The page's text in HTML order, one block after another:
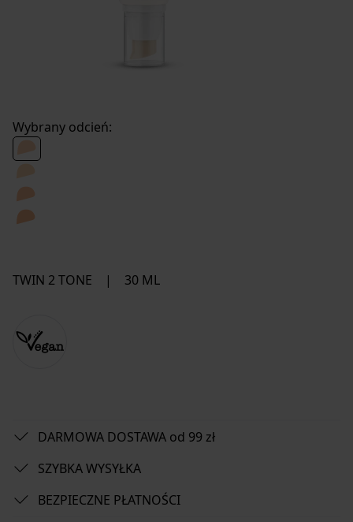
Wybrany odcień:
TWIN 2 TONE | 30 ML
DARMOWA DOSTAWA od 99 zł
SZYBKA WYSYŁKA
BEZPIECZNE PŁATNOŚCI